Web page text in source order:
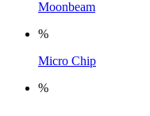
Moonbeam
%
Micro Chip
%